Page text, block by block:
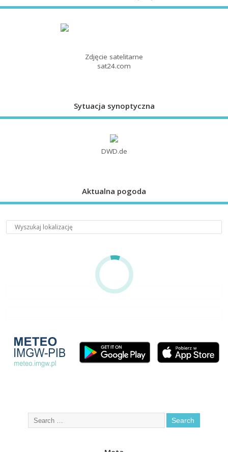
Zdjęcie satelitarne
sat24.com
Sytuacja synoptyczna
DWD.de
Aktualna pogoda